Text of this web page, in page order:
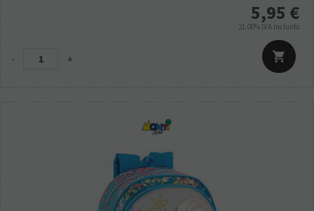
5,95 €
21.00% IVA incluido
- +